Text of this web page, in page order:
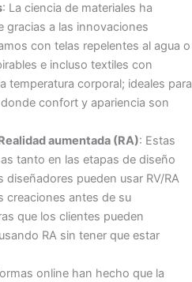
: La ciencia de materiales ha
gracias a las innovaciones
con telas repelentes al agua o
e incluso textiles con
temperatura corporal; ideales para
confort y apariencia son
aumentada (RA): Estas
tanto en las etapas de diseño
pueden usar RV/RA
creaciones antes de su
que los clientes pueden
RA sin tener que estar
online han hecho que la